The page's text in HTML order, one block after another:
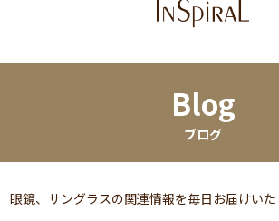
Blog
ブログ
眼鏡、サングラスの関連情報を毎日お届けいた